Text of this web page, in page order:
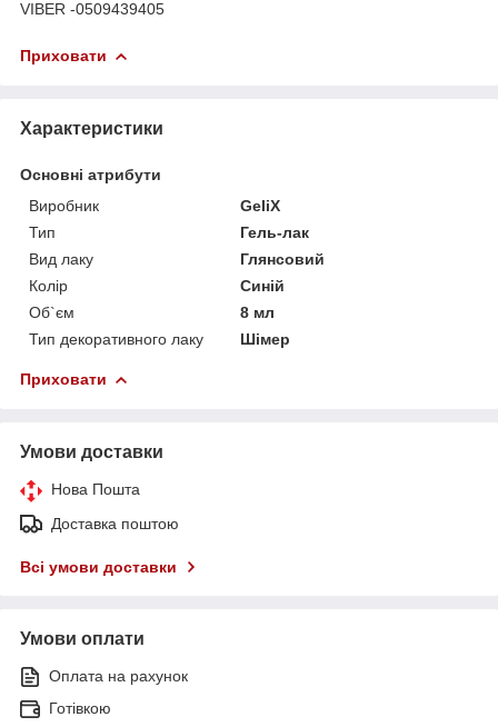
VIBER -0509439405
Приховати
Характеристики
Основні атрибути
Виробник
GeliX
Тип
Гель-лак
Вид лаку
Глянсовий
Колір
Синій
Об`єм
8 мл
Тип декоративного лаку
Шімер
Приховати
Умови доставки
Нова Пошта
Доставка поштою
Всі умови доставки
Умови оплати
Оплата на рахунок
Готівкою